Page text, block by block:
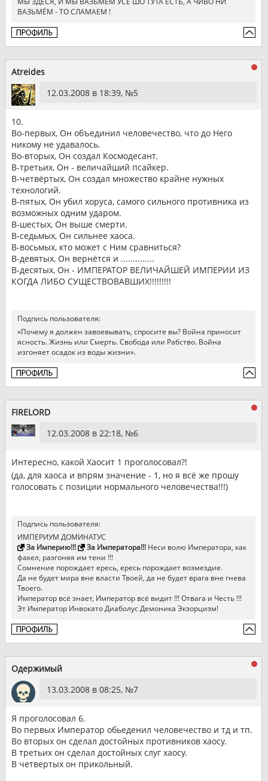
ВАЗЬМЁМ - ТО СЛАМАЕМ !
Atreides
12.03.2008 в 18:39, №5
10.
Во-первых, Он объединил человечество, что до Него
никому не удавалось.
Во-вторых, Он создал Космодесант.
В-третьих, Он - величайший псайкер.
В-четвёртых, Он создал множество крайне нужных
технологий.
В-пятых, Он убил хоруса, самого сильного противника из
возможных одним ударом.
В-шестых, Он выше смерти.
В-седьмых, Он сильнее хаоса.
В-восьмых, кто может с Ним сравниться?
В-девятых, Он вернётся и ..............
В-десятых, Он - ИМПЕРАТОР ВЕЛИЧАЙШЕЙ ИМПЕРИИ ИЗ
КОГДА ЛИБО СУЩЕСТВОВАВШИХ!!!!!!!!!
Подпись пользователя:
«Почему я должен завоевывать, спросите вы? Война приносит
ясность. Жизнь или Смерть. Свобода или Рабство. Война
изгоняет осадок из воды жизни».
FIRELORD
12.03.2008 в 22:18, №6
Интересно, какой Хаосит 1 проголосовал?!
(да, для хаоса и впрям значение - 1, но я всё же прошу
голосовать с позиции нормального человечества!!!)
Подпись пользователя:
ИМПЕРИУМ ДОМИНАТУС
За Империю!!!
За Императора!!!Неси волю Императора, как
факел, разгоняя им тени !!!
Сомнение порождает ересь, ересь порождает возмездие.
Да не будет мира вне власти Твоей, да не будет врага вне гнева
Твоего.
Император всё знает, Император всё видит !!! Отвага и Честь !!!
Эт Император Инвокато Диаболус Демоника Экзорцизм!
Одержимый
13.03.2008 в 08:25, №7
Я проголосовал 6.
Во первых Император обьеденил человечество и тд и тп.
Во вторых он сделал достойных противников хаосу.
В третьих он сделал достойных слуг хаосу.
В четвертых он прикольный.